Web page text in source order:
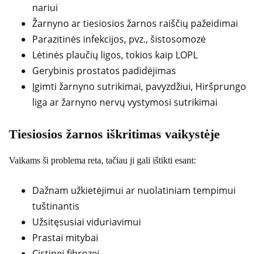
nariui
Žarnyno ar tiesiosios žarnos raiščių pažeidimai
Parazitinės infekcijos, pvz., šistosomozė
Lėtinės plaučių ligos, tokios kaip LOPL
Gerybinis prostatos padidėjimas
Įgimti žarnyno sutrikimai, pavyzdžiui, Hiršprungo
liga ar žarnyno nervų vystymosi sutrikimai
Tiesiosios žarnos iškritimas vaikystėje
Vaikams ši problema reta, tačiau ji gali ištikti esant:
Dažnam užkietėjimui ar nuolatiniam tempimui
tuštinantis
Užsitęsusiai viduriavimui
Prastai mitybai